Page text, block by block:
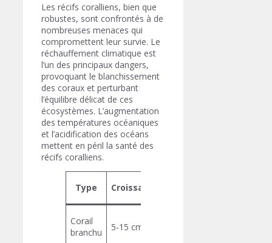
Les récifs coralliens, bien que
robustes, sont confrontés à de
nombreuses menaces qui
compromettent leur survie. Le
réchauffement climatique est
l’un des principaux dangers,
provoquant le blanchissement
des coraux et perturbant
l’équilibre délicat de ces
écosystèmes. L’augmentation
des températures océaniques
et l’acidification des océans
mettent en péril la santé des
récifs coralliens.
Type Croissance/an
Corail
branchu
5-15 cm